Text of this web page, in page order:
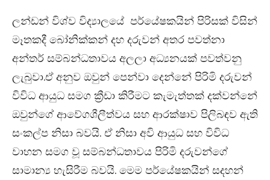
ලන්ඩන් විශ්ව විද්‍යාලයේ පර්යේෂකයින් පිරිසක් විසින්
මෑතකදී බෝනික්කන් දහ දරුවන් අතර පවත්නා
අන්තර් සම්බන්ධතාවය අලලා අධ්‍යනයක් පවත්වනු
ලැබුවා.ඒ අනුව ඔවුන් පෙන්වා දෙන්නේ පිරිමි දරුවන්
විවිධ ආයුධ සමග ක්‍රීඩා කිරීමට කැමැත්තක් දක්වන්නේ
ඔවුන්ගේ ආවේගශීලීත්වය සහ ආරක්ෂාව පිලිබඳව ඇති
සංකල්ප නිසා බවයි. ඒ නිසා අවි ආයුධ සහ විවිධ
වාහන සමග වූ සම්බන්ධතාවය පිරිමි දරුවන්ගේ
සාමාන්‍ය හැසිරීම බවයි. මෙම පර්යේෂකයින් සදහන්